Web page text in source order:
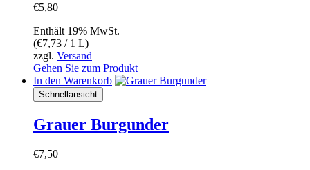
€5,80
Enthält 19% MwSt.
(€7,73 / 1 L)
zzgl. Versand
Gehen Sie zum Produkt
In den Warenkorb
Schnellansicht
Grauer Burgunder
€7,50